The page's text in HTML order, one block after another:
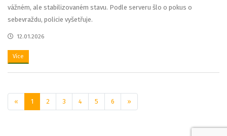
vážném, ale stabilizovaném stavu. Podle serveru šlo o pokus o
sebevraždu, policie vyšetřuje.
12.01.2026
Více
« 1 2 3 4 5 6 »